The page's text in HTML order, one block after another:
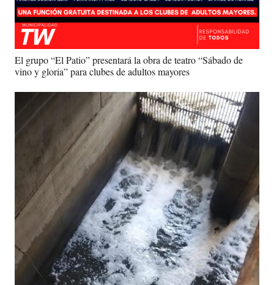
El grupo “El Patio” presentará la obra de teatro “Sábado de
vino y gloria” para clubes de adultos mayores